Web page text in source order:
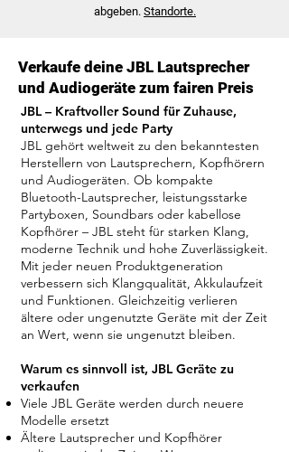
abgeben. Standorte.
Verkaufe deine JBL Lautsprecher
und Audiogeräte zum fairen Preis
JBL – Kraftvoller Sound für Zuhause,
unterwegs und jede Party
JBL gehört weltweit zu den bekanntesten
Herstellern von Lautsprechern, Kopfhörern
und Audiogeräten. Ob kompakte
Bluetooth-Lautsprecher, leistungsstarke
Partyboxen, Soundbars oder kabellose
Kopfhörer – JBL steht für starken Klang,
moderne Technik und hohe Zuverlässigkeit.
Mit jeder neuen Produktgeneration
verbessern sich Klangqualität, Akkulaufzeit
und Funktionen. Gleichzeitig verlieren
ältere oder ungenutzte Geräte mit der Zeit
an Wert, wenn sie ungenutzt bleiben.
Warum es sinnvoll ist, JBL Geräte zu
verkaufen
Viele JBL Geräte werden durch neuere
Modelle ersetzt
Ältere Lautsprecher und Kopfhörer